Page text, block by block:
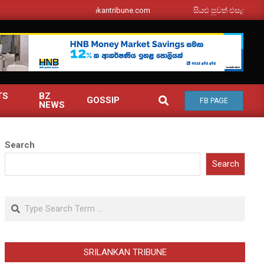
srilankantribune.com සියළු පුවත් එසැනින් ඔබ
BZ
NEWS
GOSSIP SEARCH
FB PAGE
Search
Search
Search
SRILANKAN TRIBUNE